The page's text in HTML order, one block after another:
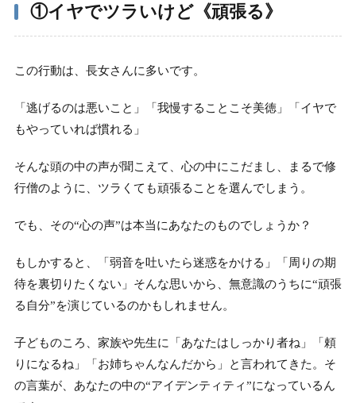
①イヤでツラいけど《頑張る》
この行動は、長女さんに多いです。
「逃げるのは悪いこと」「我慢することこそ美徳」「イヤで
もやっていれば慣れる」
そんな頭の中の声が聞こえて、心の中にこだまし、まるで修
行僧のように、ツラくても頑張ることを選んでしまう。
でも、その“心の声”は本当にあなたのものでしょうか？
もしかすると、「弱音を吐いたら迷惑をかける」「周りの期
待を裏切りたくない」そんな思いから、無意識のうちに“頑張
る自分”を演じているのかもしれません。
子どものころ、家族や先生に「あなたはしっかり者ね」「頼
りになるね」「お姉ちゃんなんだから」と言われてきた。そ
の言葉が、あなたの中の“アイデンティティ”になっているん